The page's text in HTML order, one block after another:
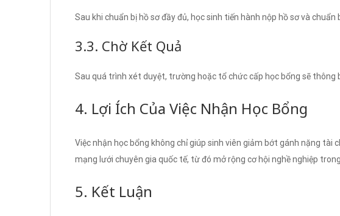
Sau khi chuẩn bị hồ sơ đầy đủ, học sinh tiến hành nộp hồ sơ và chuẩn
3.3. Chờ Kết Quả
Sau quá trình xét duyệt, trường hoặc tổ chức cấp học bổng sẽ thông
4. Lợi Ích Của Việc Nhận Học Bổng
Việc nhận học bổng không chỉ giúp sinh viên giảm bớt gánh nặng tài
mạng lưới chuyên gia quốc tế, từ đó mở rộng cơ hội nghề nghiệp
5. Kết Luận